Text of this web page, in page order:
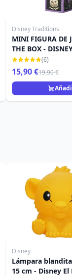
Disney Traditions
MINI FIGURA DE
THE BOX -
TRADITIONS
(6)
15,90 €19,90 €
Disney
Lámpara
15 cm - Disney El